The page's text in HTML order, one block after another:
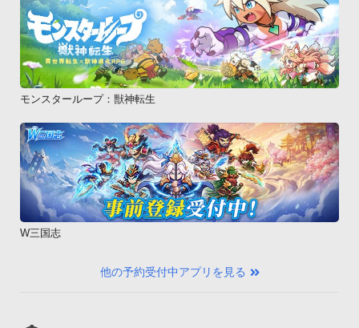
モンスターループ：獣神転生
W三国志
他の予約受付中アプリを見る